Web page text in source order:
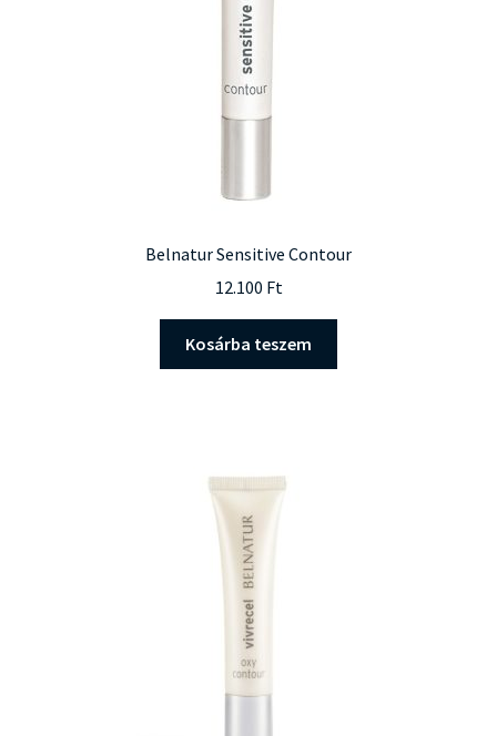
Belnatur Sensitive Contour
12.100 Ft
Kosárba teszem